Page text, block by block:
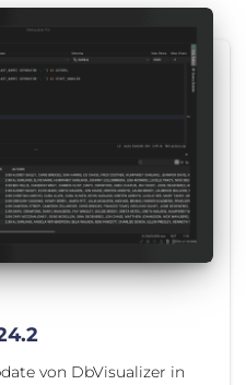
von DbVisualizer in